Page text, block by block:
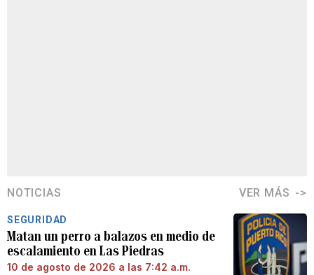
NOTICIAS VER MÁS
SEGURIDAD
Matan un perro a balazos en medio de
escalamiento en Las Piedras
10 de agosto de 2026 a las 7:42 a.m.